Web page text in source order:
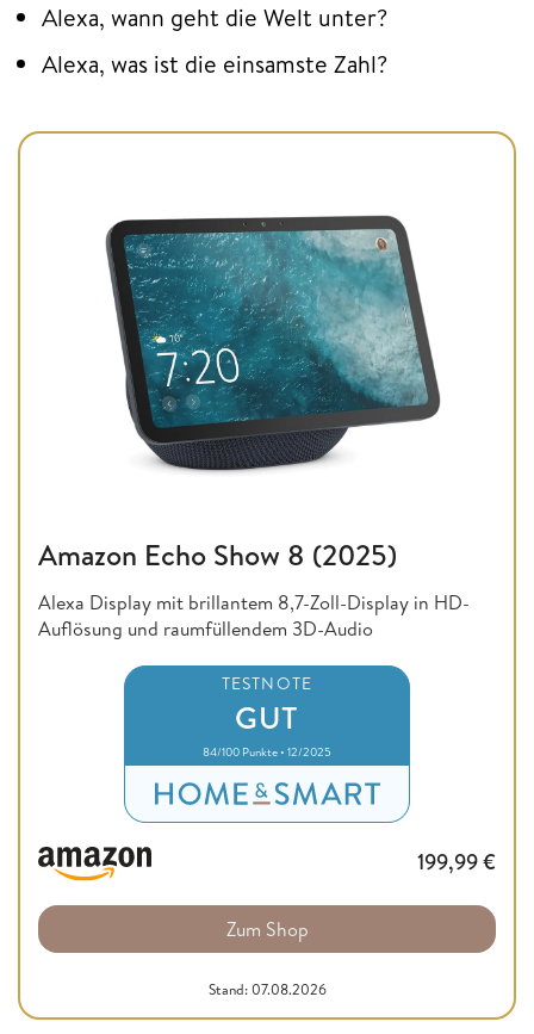
Alexa, wann geht die Welt unter?
Alexa, was ist die einsamste Zahl?
Amazon Echo Show 8 (2025)
Alexa Display mit brillantem 8,7-Zoll-Display in HD-
Auflösung und raumfüllendem 3D-Audio
TESTNOTE
GUT
84/100 Punkte • 12/2025
199,99€
Zum Shop
Stand: 07.08.2026